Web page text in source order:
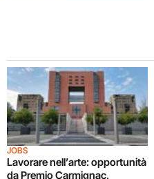
JOBS
Lavorare nell’arte: opportunità
da Premio Carmignac,